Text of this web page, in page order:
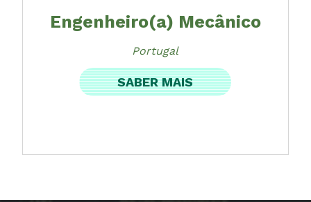
Engenheiro(a) Mecânico
Portugal
SABER MAIS